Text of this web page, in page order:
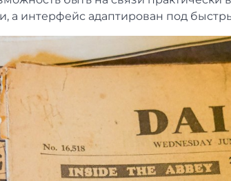
а интерфейс адаптирован под